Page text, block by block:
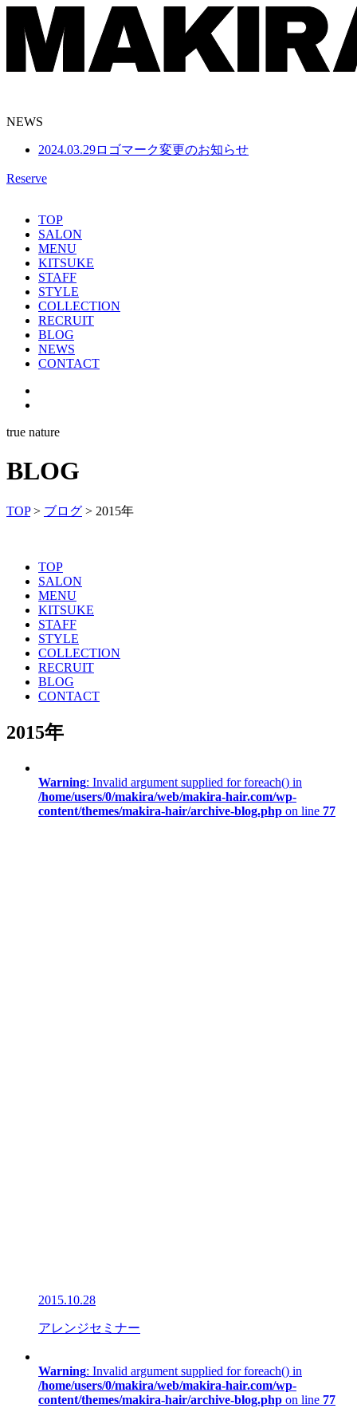
NEWS
2024.03.29ロゴマーク変更のお知らせ
Reserve
TOP
SALON
MENU
KITSUKE
STAFF
STYLE
COLLECTION
RECRUIT
BLOG
NEWS
CONTACT
true nature
BLOG
TOP> ブログ > 2015年
TOP
SALON
MENU
KITSUKE
STAFF
STYLE
COLLECTION
RECRUIT
BLOG
CONTACT
2015年
Warning: Invalid argument supplied for foreach() in
/home/users/0/makira/web/makira-hair.com/wp-
content/themes/makira-hair/archive-blog.php on line 77
2015.10.28
アレンジセミナー
Warning: Invalid argument supplied for foreach() in
/home/users/0/makira/web/makira-hair.com/wp-
content/themes/makira-hair/archive-blog.php on line 77